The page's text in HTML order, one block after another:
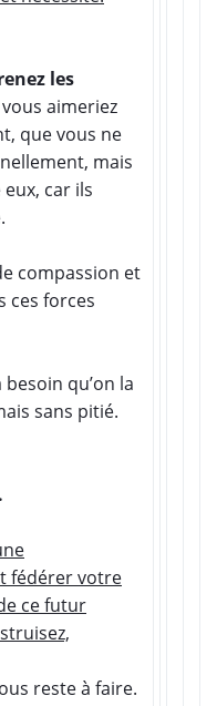
les
aimeriez
que vous ne
mais
car ils
compassion et
ces forces
qu’on la
sans pitié.
fédérer votre
ce futur
reste à faire.